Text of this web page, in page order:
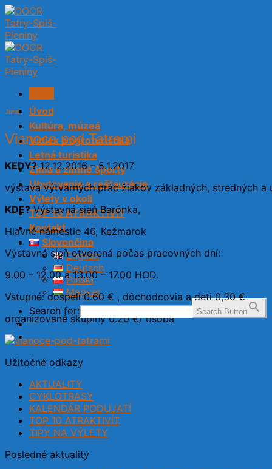
Skip
to
content
Úvod
Kultúra, múzeá
Vidiek a agroturistika
Letná turistika
Zima a zimné športy
Ubytovanie a reštaurácie
Výlety v okolí
TOP 10 ATRAKTIVÍT
Kontakt
Slovenčina
English
Deutsch
Polski
Magyar
Search for:
Search Button
Juraj
Vianoce pod Tatrami
KEDY?12.12.2016 – 5.1.2017
výstava výtvarných prác žiakov základných, stredných a
KDE?Výstavná sieň Barónka,
Hlavné námestie 46, Kežmarok
Výstavná sieň otvorená počas pracovných dní:
9.00 – 12.00 a 13.00 – 17.00 HOD.
Vstupné: dospelí 0.60 € , dôchodcovia a deti 0,30 €
organizované skupiny 0.20 €/ osoba
Užitočné odkazy
AKTUALITY
CYKLOTRASY
KALENDÁR PODUJATÍ
TOP 10 ATRAKTIVÍT
TIPY NA VÝLETY
Posledné aktuality